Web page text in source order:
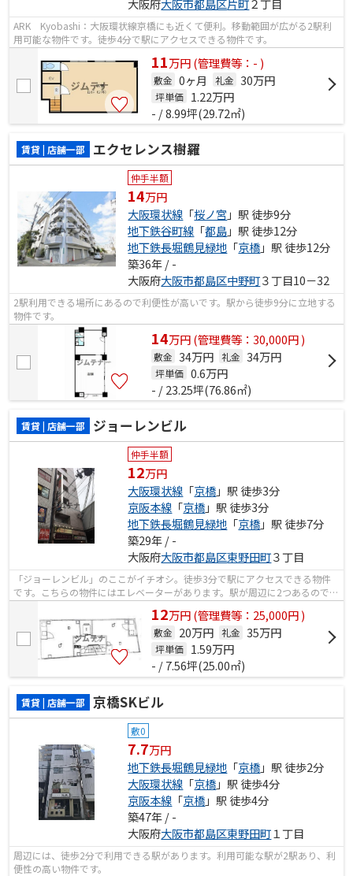
大阪府大阪市都島区片町２丁目
ARK Kyobashi：大阪環状線京橋にも近くて便利。移動範囲が広がる2駅利
用可能な物件です。徒歩4分で駅にアクセスできる物件です。
11万円(管理費等：- )
敷金 0ヶ月 礼金 30万円
坪単価 1.22万円
- / 8.99坪(29.72㎡)
賃貸 | 店舗一部 エクセレンス樹羅
仲手半額
14万円
大阪環状線 「桜ノ宮 」駅 徒歩9分
地下鉄谷町線 「都島」駅 徒歩12分
地下鉄長堀鶴見緑地 「京橋」駅 徒歩12分
築36年 / -
大阪府大阪市都島区中野町３丁目10－32
2駅利用できる場所にあるので利便性が高いです。駅から徒歩9分に立地する
物件です。
14万円(管理費等：30,000円 )
敷金 34万円 礼金 34万円
坪単価 0.6万円
- / 23.25坪(76.86㎡)
賃貸 | 店舗一部 ジョーレンビル
仲手半額
12万円
大阪環状線 「京橋」駅 徒歩3分
京阪本線 「京橋」駅 徒歩3分
地下鉄長堀鶴見緑地 「京橋」駅 徒歩7分
築29年 / -
大阪府大阪市都島区東野田町３丁目
「ジョーレンビル」のここがイチオシ。徒歩3分で駅にアクセスできる物件
です。こちらの物件にはエレベーターがあります。駅が周辺に2つあるので行
動範囲が広がります。
12万円(管理費等：25,000円 )
敷金 20万円 礼金 35万円
坪単価 1.59万円
- / 7.56坪(25.00㎡)
賃貸 | 店舗一部 京橋SKビル
敷0
7.7万円
地下鉄長堀鶴見緑地 「京橋」駅 徒歩2分
大阪環状線 「京橋」駅 徒歩4分
京阪本線 「京橋」駅 徒歩4分
築47年 / -
大阪府大阪市都島区東野田町１丁目
周辺には、徒歩2分で利用できる駅があります。利用可能な駅が2駅あり、利
便性の高い物件です。